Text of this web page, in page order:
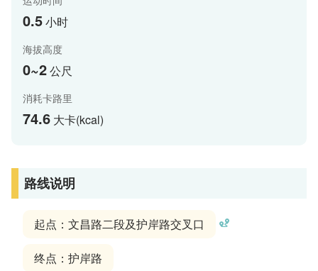
0.5小时
海拔高度
0~2公尺
消耗卡路里
74.6 大卡(kcal)
路线说明
起点：文昌路二段及护岸路交叉口
终点：护岸路